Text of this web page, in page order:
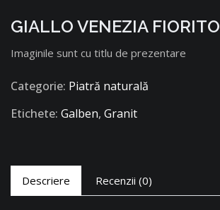
GIALLO VENEZIA FIORITO
Imaginile sunt cu titlu de prezentare
Categorie: Piatră naturală
Etichete: Galben, Granit
Descriere Recenzii (0)